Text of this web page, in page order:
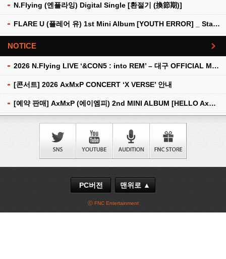
N.Flying (엔플라잉) Digital Single [환절기 (換節期)]
FLARE U (플레어 유) 1st Mini Album [YOUTH ERROR] _ Stationery Kit Ver.
NOTICE
2026 N.Flying LIVE ‘&CON5 : into REM’ – 대구 OFFICIAL MD 현장 판매 안내
[콘서트] 2026 AxMxP CONCERT ‘X VERSE’ 안내
[예약 판매] AxMxP (에이엠피) 2nd MINI ALBUM [HELLO AxMxP] 예약 판매 안내
더보기
PC버전 맨위로 ▲
ⓒ FNC Entertainment